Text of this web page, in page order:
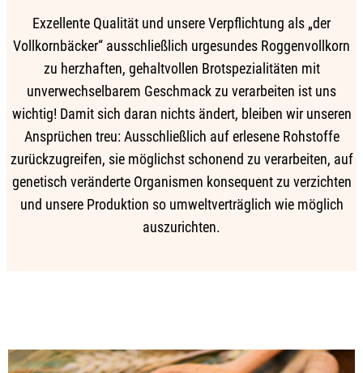
Exzellente Qualität und unsere Verpflichtung als „der
Vollkornbäcker“ ausschließlich urgesundes Roggenvollkorn
zu herzhaften, gehaltvollen Brotspezialitäten mit
unverwechselbarem Geschmack zu verarbeiten ist uns
wichtig! Damit sich daran nichts ändert, bleiben wir unseren
Ansprüchen treu: Ausschließlich auf erlesene Rohstoffe
zurückzugreifen, sie möglichst schonend zu verarbeiten, auf
genetisch veränderte Organismen konsequent zu verzichten
und unsere Produktion so umweltverträglich wie möglich
auszurichten.